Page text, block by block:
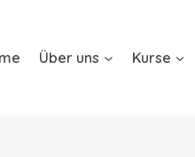
Über uns Kurse